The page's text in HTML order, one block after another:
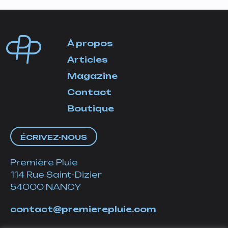
À propos
Articles
Magazine
Contact
Boutique
ÉCRIVEZ-NOUS
Première Pluie
114 Rue Saint-Dizier
54000 NANCY
contact@premierepluie.com